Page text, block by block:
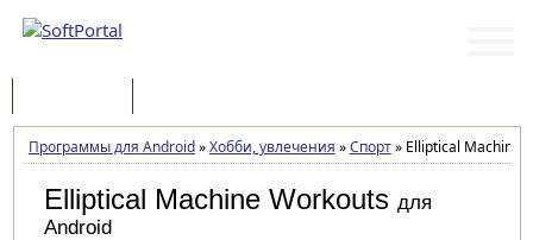
Программы для Android»Хобби, увлечения »Спорт»Elliptical Machine
Elliptical Machine Workouts для
Android